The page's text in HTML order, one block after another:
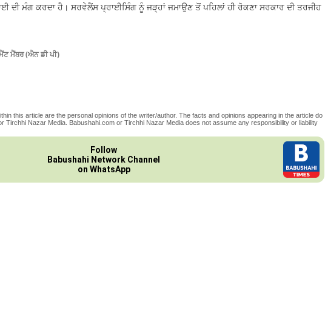
ਦੀ ਮੰਗ ਕਰਦਾ ਹੈ। ਸਰਵੇਲੈਂਸ ਪ੍ਰਾਈਸਿੰਗ ਨੂੰ ਜੜ੍ਹਾਂ ਜਮਾਉਣ ਤੋਂ ਪਹਿਲਾਂ ਹੀ ਰੋਕਣਾ ਸਰਕਾਰ ਦੀ ਤਰਜੀਹ
ਮੈਂਬਰ (ਐਨ ਡੀ ਪੀ)
this article are the personal opinions of the writer/author. The facts and opinions appearing in the article do
Tirchhi Nazar Media. Babushahi.com or Tirchhi Nazar Media does not assume any responsibility or liability
Follow
Babushahi Network Channel
on WhatsApp